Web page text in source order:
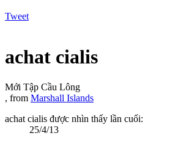
Tweet
achat cialis
Mới Tập Cầu Lông
, from Marshall Islands
achat cialis được nhìn thấy lần cuối:
25/4/13